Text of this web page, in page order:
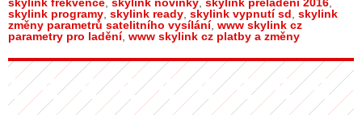
skylink programy skylink ready skylink vypnutí sd skylink
změny parametrů satelitního vysílání, www skylink cz
parametry pro ladění, www skylink cz platby a změny